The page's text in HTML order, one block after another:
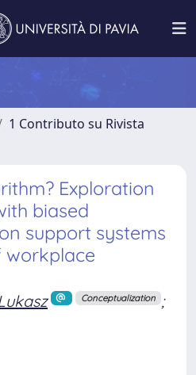
1 Contributo su Rivista
Exploration
biased
support systems
workplace
Conceptualization ;